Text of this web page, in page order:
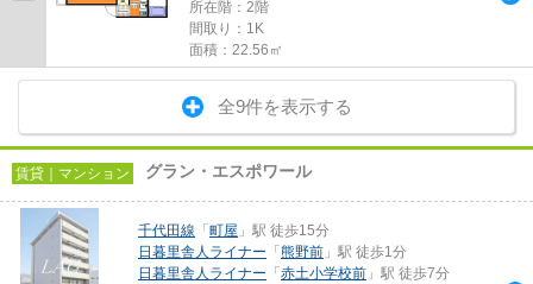
所在階：2階
間取り：1K
面積：22.56㎡
全9件を表示する
賃貸｜マンション グラン・エスポワール
千代田線 「 町屋 」駅 徒歩15分
日暮里舎人ライナー 「 熊野前 」駅 徒歩1分
日暮里舎人ライナー 「 赤土小学校前 」駅 徒歩7分